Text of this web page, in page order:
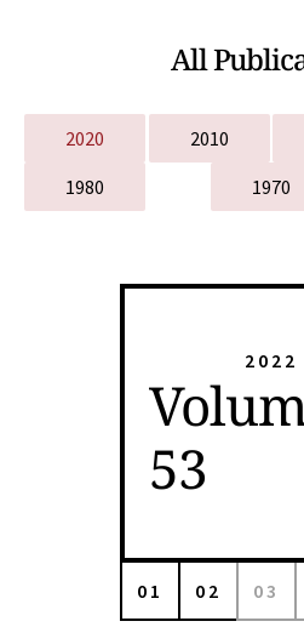
All
2020 2010
1980
1970
2022
53
01 02 03